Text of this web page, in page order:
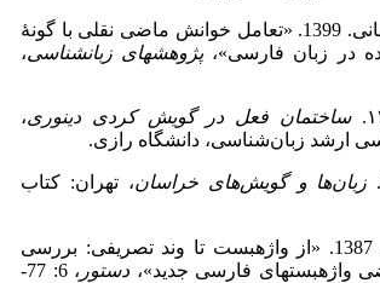
مفیدی، ر. و ز. ربانی. 1399. «تعامل خوانش ماضی نقلی با گونۀ
در زبان فارسی»،پژوهش­های زبان­شناسی،
ساختمان فعل در گویش کردی دینوری،
ارشد زبان‌شناسی، دانشگاه رازی.
زبان‌‌ها و گویش‌های خراسان، تهران: کتاب
نغزگوی کهن، م. 1387. «از واژه­بست تا وند تصریفی: بررسی
واژه­بست­های فارسی جدید»، دستور
، 6: 77-